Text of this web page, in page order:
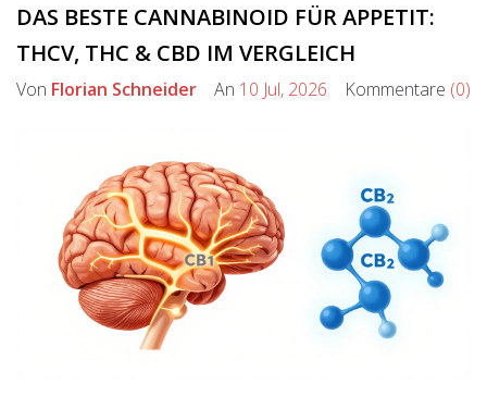
DAS BESTE CANNABINOID FÜR APPETIT:
THCV, THC & CBD IM VERGLEICH
Von Florian Schneider An 10 Jul, 2026 Kommentare (0)